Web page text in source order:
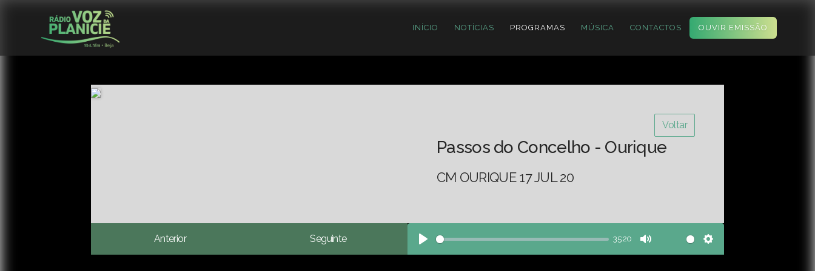
INÍCIO NOTÍCIAS PROGRAMAS MÚSICA CONTACTOS OUVIR EMISSÃO
Voltar
Passos do Concelho - Ourique
CM OURIQUE 17 JUL 20
Anterior Seguinte
Play
35:20
Mute Settings